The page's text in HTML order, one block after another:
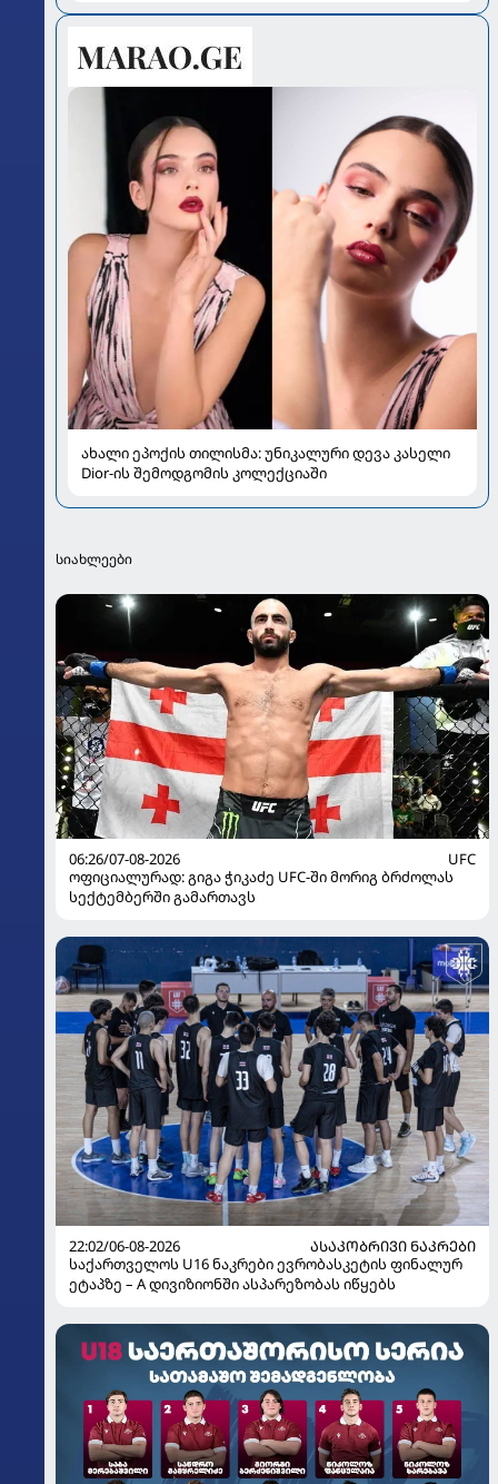
ახალი ეპოქის თილისმა: უნიკალური დევა კასელი
Dior-ის შემოდგომის კოლექციაში
სიახლეები
06:26/07-08-2026
UFC
ოფიციალურად: გიგა ჭიკაძე UFC-ში მორიგ ბრძოლას
სექტემბერში გამართავს
22:02/06-08-2026
ᲐᲡᲐᲙᲝᲑᲠᲘᲕᲘ ᲜᲐᲙᲠᲔᲑᲘ
საქართველოს U16 ნაკრები ევრობასკეტის ფინალურ
ეტაპზე – A დივიზიონში ასპარეზობას იწყებს